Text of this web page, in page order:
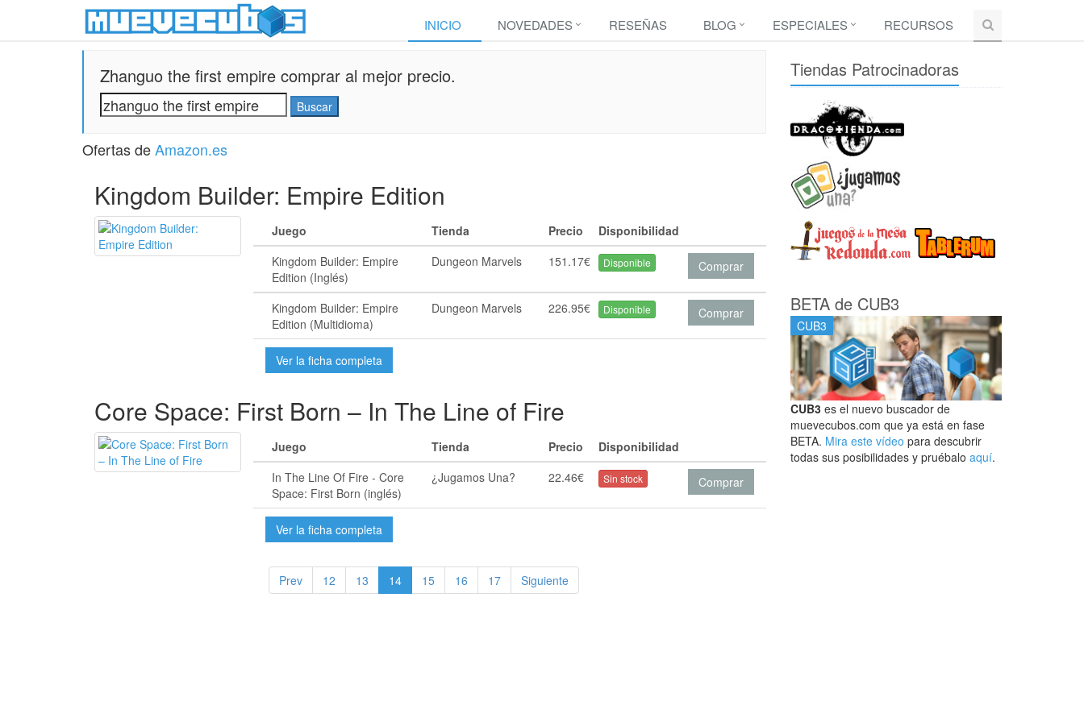
INICIO NOVEDADES RESEÑAS BLOG ESPECIALES RECURSOS
Zhanguo the first empire comprar al mejor precio.
Ofertas deAmazon.es
Kingdom Builder: Empire Edition
Juego Tienda Precio
Disponibilidad
Kingdom Builder: Empire
Edition (Inglés)
Dungeon Marvels 151.17€ Disponible Comprar
Kingdom Builder: Empire
Edition (Multidioma)
Dungeon Marvels 226.95€ Disponible Comprar
Ver la ficha completa
Core Space: First Born – In The Line of Fire
Juego Tienda Precio
Disponibilidad
In The Line Of Fire - Core
Space: First Born (inglés)
¿Jugamos Una? 22.46€ Sin stock Comprar
Ver la ficha completa
Prev 12 13 14 15 16 17 Siguiente
Tiendas Patrocinadoras
BETA de CUB3
CUB3
CUB3es el nuevo buscador de
muevecubos.com que ya está en fase
BETA. Mira este vídeo para descubrir
todas sus posibilidades y pruébalo aquí.